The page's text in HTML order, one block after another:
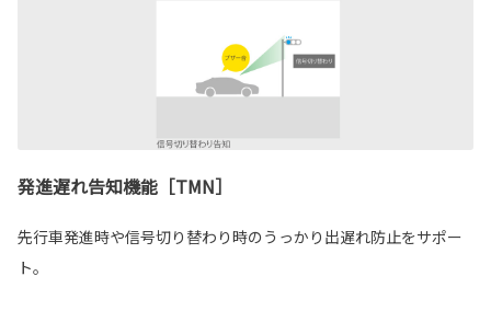
発進遅れ告知機能［TMN］
先行車発進時や信号切り替わり時のうっかり出遅れ防止をサポー
ト。